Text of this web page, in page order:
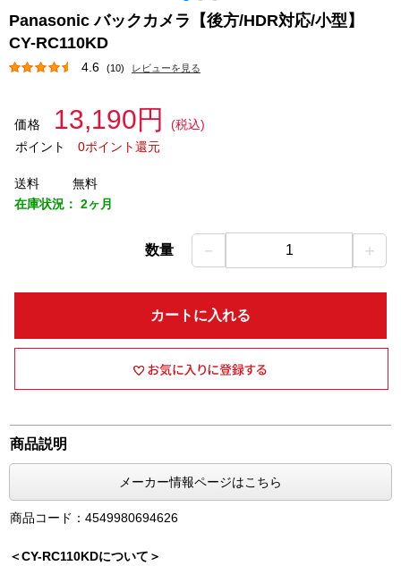
Panasonic バックカメラ【後方/HDR対応/小型】
CY-RC110KD
4.6 (10) レビューを見る
価格 13,190円
(税込)
ポイント
0ポイント還元
送料
無料
在庫状況： 2ヶ月
数量 － 1 ＋
カートに入れる
商品説明
メーカー情報ページはこちら
商品コード：4549980694626
＜CY-RC110KDについて＞